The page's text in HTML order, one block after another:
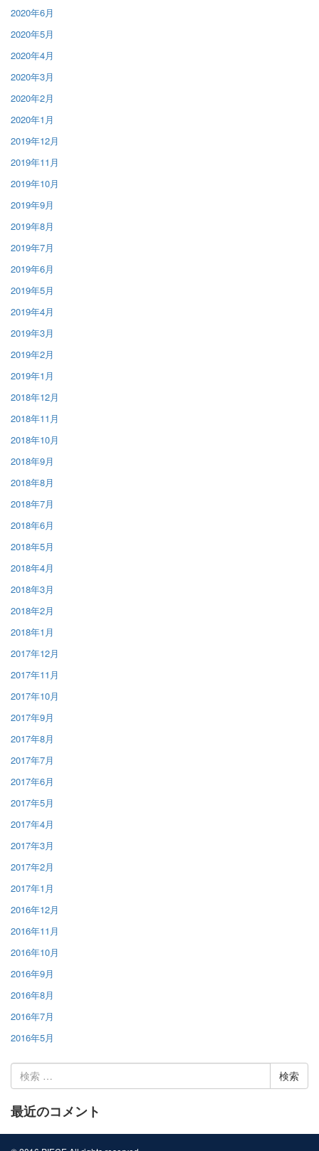
2020年6月
2020年5月
2020年4月
2020年3月
2020年2月
2020年1月
2019年12月
2019年11月
2019年10月
2019年9月
2019年8月
2019年7月
2019年6月
2019年5月
2019年4月
2019年3月
2019年2月
2019年1月
2018年12月
2018年11月
2018年10月
2018年9月
2018年8月
2018年7月
2018年6月
2018年5月
2018年4月
2018年3月
2018年2月
2018年1月
2017年12月
2017年11月
2017年10月
2017年9月
2017年8月
2017年7月
2017年6月
2017年5月
2017年4月
2017年3月
2017年2月
2017年1月
2016年12月
2016年11月
2016年10月
2016年9月
2016年8月
2016年7月
2016年5月
索:
最近のコメント